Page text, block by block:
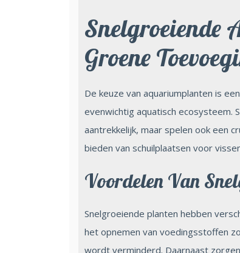
Snelgroeiende
Groene
De keuze van aquariumplanten is
evenwichtig aquatisch ecosysteem.
aantrekkelijk, maar spelen ook een
bieden van schuilplaatsen voor
Voordelen Van
Snelgroeiende planten hebben
het opnemen van voedingsstoffen
wordt verminderd. Daarnaast